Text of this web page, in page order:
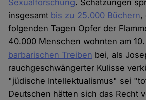
Sexualforschung. Schätzungen
insgesamt bis zu 25.000 Büchern,
folgenden Tagen Opfer der
40.000 Menschen wohnten am
barbarischen Treiben bei, als
rauchgeschwängerter Kulisse
"jüdische Intellektualismus" sei
Deutschen hätten sich das Recht